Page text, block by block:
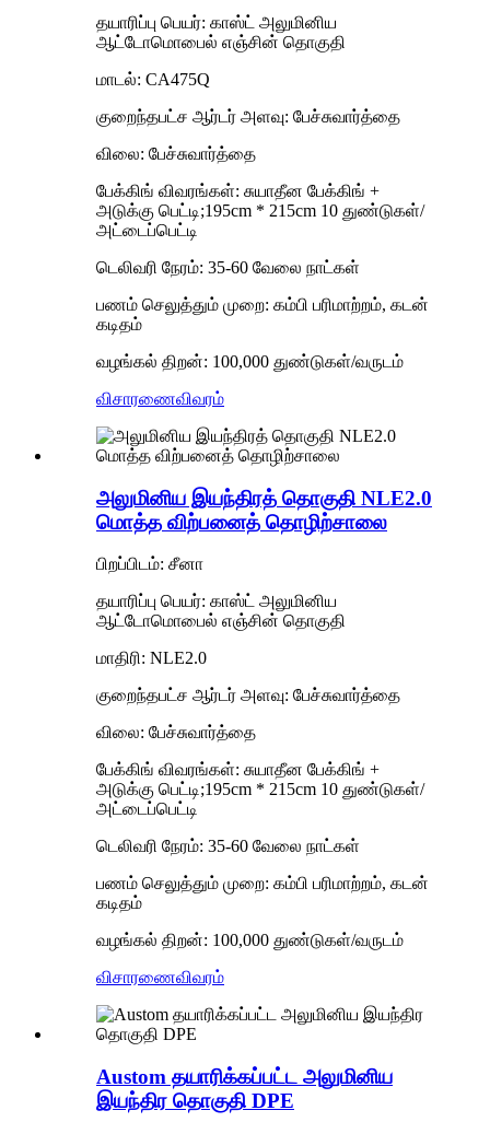
தயாரிப்பு பெயர்: காஸ்ட் அலுமினிய
ஆட்டோமொபைல் எஞ்சின் தொகுதி
மாடல்: CA475Q
குறைந்தபட்ச ஆர்டர் அளவு: பேச்சுவார்த்தை
விலை: பேச்சுவார்த்தை
பேக்கிங் விவரங்கள்: சுயாதீன பேக்கிங் +
அடுக்கு பெட்டி;195cm * 215cm 10 துண்டுகள்/
அட்டைப்பெட்டி
டெலிவரி நேரம்: 35-60 வேலை நாட்கள்
பணம் செலுத்தும் முறை: கம்பி பரிமாற்றம், கடன்
கடிதம்
வழங்கல் திறன்: 100,000 துண்டுகள்/வருடம்
விசாரணைவிவரம்
அலுமினிய இயந்திரத் தொகுதி NLE2.0
மொத்த விற்பனைத் தொழிற்சாலை
பிறப்பிடம்: சீனா
தயாரிப்பு பெயர்: காஸ்ட் அலுமினிய
ஆட்டோமொபைல் எஞ்சின் தொகுதி
மாதிரி: NLE2.0
குறைந்தபட்ச ஆர்டர் அளவு: பேச்சுவார்த்தை
விலை: பேச்சுவார்த்தை
பேக்கிங் விவரங்கள்: சுயாதீன பேக்கிங் +
அடுக்கு பெட்டி;195cm * 215cm 10 துண்டுகள்/
அட்டைப்பெட்டி
டெலிவரி நேரம்: 35-60 வேலை நாட்கள்
பணம் செலுத்தும் முறை: கம்பி பரிமாற்றம், கடன்
கடிதம்
வழங்கல் திறன்: 100,000 துண்டுகள்/வருடம்
விசாரணைவிவரம்
Austom தயாரிக்கப்பட்ட அலுமினிய
இயந்திர தொகுதி DPE